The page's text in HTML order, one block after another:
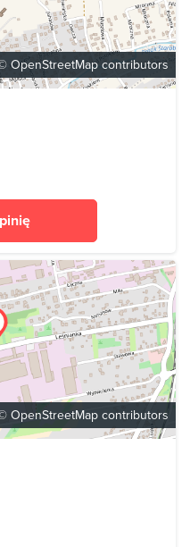
OpenStreetMap contributors
OpenStreetMap contributors